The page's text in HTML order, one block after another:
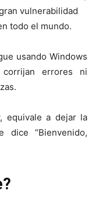
vulnerabilidad
todo el mundo.
usando Windows
errores ni
equivale a dejar la
“Bienvenido,